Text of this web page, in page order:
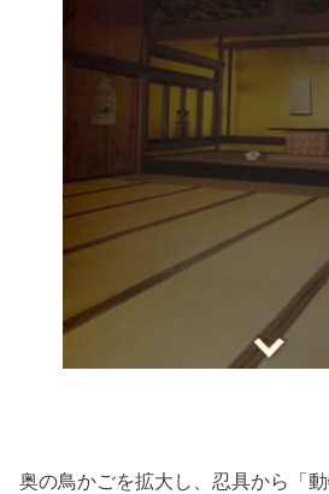
奥の鳥かごを拡大し、忍具から「